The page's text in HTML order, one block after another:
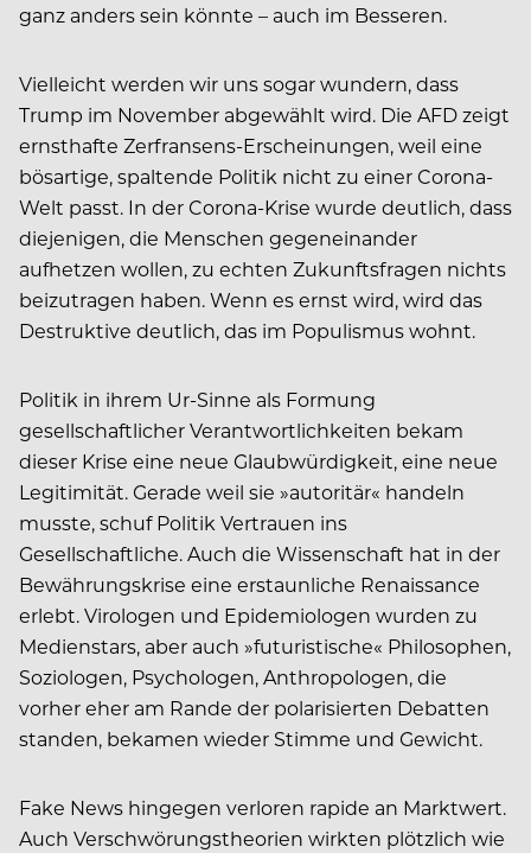
ganz anders sein könnte – auch im Besseren.
Vielleicht werden wir uns sogar wundern, dass
Trump im November abgewählt wird. Die AFD zeigt
ernsthafte Zerfransens-Erscheinungen, weil eine
bösartige, spaltende Politik nicht zu einer Corona-
Welt passt. In der Corona-Krise wurde deutlich, dass
diejenigen, die Menschen gegeneinander
aufhetzen wollen, zu echten Zukunftsfragen nichts
beizutragen haben. Wenn es ernst wird, wird das
Destruktive deutlich, das im Populismus wohnt.
Politik in ihrem Ur-Sinne als Formung
gesellschaftlicher Verantwortlichkeiten bekam
dieser Krise eine neue Glaubwürdigkeit, eine neue
Legitimität. Gerade weil sie »autoritär« handeln
musste, schuf Politik Vertrauen ins
Gesellschaftliche. Auch die Wissenschaft hat in der
Bewährungskrise eine erstaunliche Renaissance
erlebt. Virologen und Epidemiologen wurden zu
Medienstars, aber auch »futuristische« Philosophen,
Soziologen, Psychologen, Anthropologen, die
vorher eher am Rande der polarisierten Debatten
standen, bekamen wieder Stimme und Gewicht.
Fake News hingegen verloren rapide an Marktwert.
Auch Verschwörungstheorien wirkten plötzlich wie